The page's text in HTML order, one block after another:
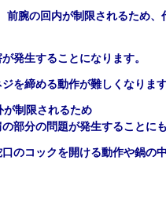
前腕の回内が制限されるため
発生することになります。
を締める動作が難しくなります
が制限されるため
部分の問題が発生することにも
のコックを開ける動作や鍋の